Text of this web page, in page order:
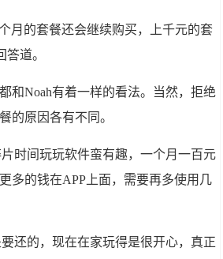
月的套餐还会继续购买，上千元的套
答道。
和Noah有着一样的看法。当然，拒绝
的原因各有不同。
时间玩玩软件蛮有趣，一个月一百元
多的钱在APP上面，需要再多使用几
还的，现在在家玩得是很开心，真正